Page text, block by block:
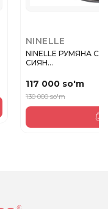
NINELLE
NINELLE РУМЯНА С
СИЯН...
117 000 so'm
130 000 so'm